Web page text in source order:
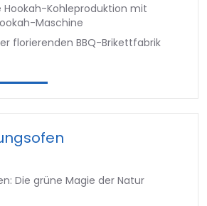
Hookah-Kohleproduktion mit
Maschine
florierenden BBQ-Brikettfabrik
Die grüne Magie der Natur